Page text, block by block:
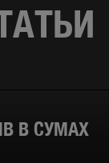
В СУМАХ